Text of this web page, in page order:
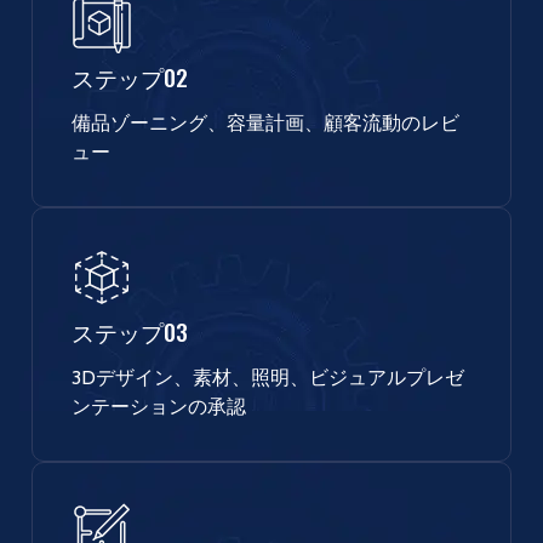
ステップ02
備品ゾーニング、容量計画、顧客流動のレビ
ュー
ステップ03
3Dデザイン、素材、照明、ビジュアルプレゼ
ンテーションの承認